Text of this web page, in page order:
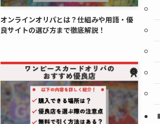
オンラインオリパとは？仕組みや用語・優
良サイトの選び方まで徹底解説！